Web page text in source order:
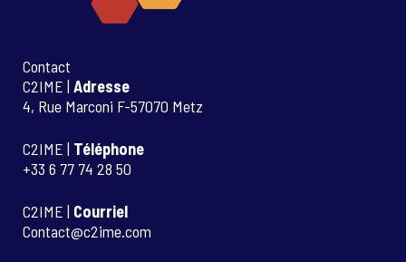
Contact
C2IME | Adresse
4, Rue Marconi F-57070 Metz
C2IME | Téléphone
+33 6 77 74 28 50
C2IME | Courriel
Contact@c2ime.com